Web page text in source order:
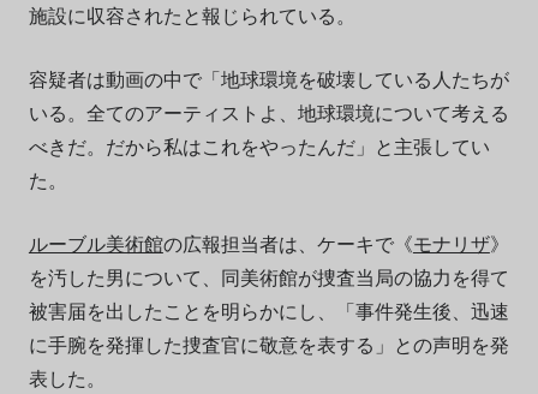
施設に収容されたと報じられている。
容疑者は動画の中で「地球環境を破壊している人たちが
いる。全てのアーティストよ、地球環境について考える
べきだ。だから私はこれをやったんだ」と主張してい
た。
ルーブル美術館の広報担当者は、ケーキで《モナリザ》
を汚した男について、同美術館が捜査当局の協力を得て
被害届を出したことを明らかにし、「事件発生後、迅速
に手腕を発揮した捜査官に敬意を表する」との声明を発
表した。